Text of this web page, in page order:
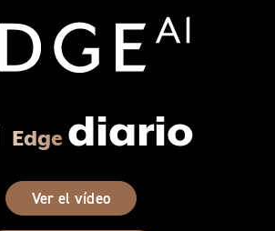
Edge AI
Edge diario
Ver el vídeo